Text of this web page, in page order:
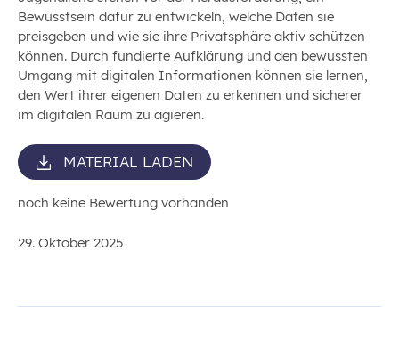
Bewusstsein dafür zu entwickeln, welche Daten sie
preisgeben und wie sie ihre Privatsphäre aktiv schützen
können. Durch fundierte Aufklärung und den bewussten
Umgang mit digitalen Informationen können sie lernen,
den Wert ihrer eigenen Daten zu erkennen und sicherer
im digitalen Raum zu agieren.
MATERIAL LADEN
noch keine Bewertung vorhanden
29. Oktober 2025